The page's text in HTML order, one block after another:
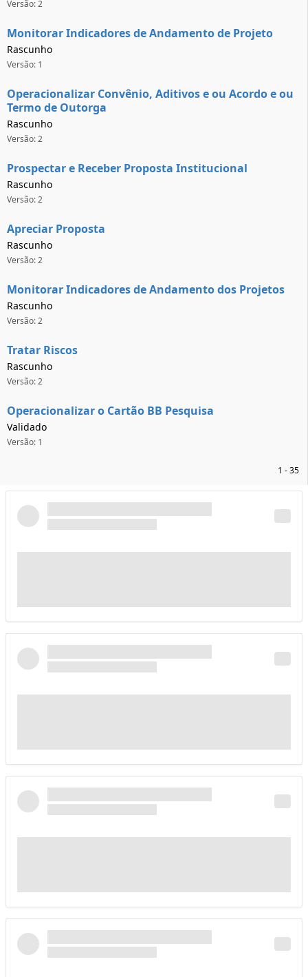
Versão: 2
Monitorar Indicadores de Andamento de Projeto
Rascunho
Versão: 1
Operacionalizar Convênio, Aditivos e ou Acordo e ou
Termo de Outorga
Rascunho
Versão: 2
Prospectar e Receber Proposta Institucional
Rascunho
Versão: 2
Apreciar Proposta
Rascunho
Versão: 2
Monitorar Indicadores de Andamento dos Projetos
Rascunho
Versão: 2
Tratar Riscos
Rascunho
Versão: 2
Operacionalizar o Cartão BB Pesquisa
Validado
Versão: 1
1 - 35